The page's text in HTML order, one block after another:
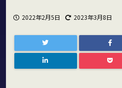
2022年2月5日 2023年3月8日